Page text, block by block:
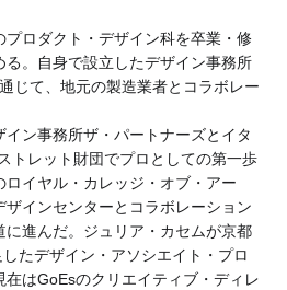
ロダクト・デザイン科を卒業・修
る。自身で設立したデザイン事務所
じて、地元の製造業者とコラボレー
ン事務所ザ・パートナーズとイタ
トレット財団でプロとしての第一歩
イヤル・カレッジ・オブ・アー
ザインセンターとコラボレーション
に進んだ。ジュリア・カセムが京都
たデザイン・アソシエイト・プロ
はGoEsのクリエイティブ・ディレ